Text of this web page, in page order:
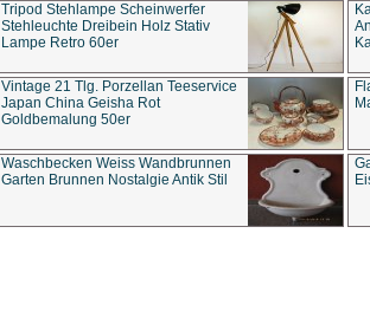
Tripod Stehlampe Scheinwerfer
Stehleuchte Dreibein Holz Stativ
Lampe Retro 60er
Vintage 21 Tlg. Porzellan Teeservice
Japan China Geisha Rot
Goldbemalung 50er
Waschbecken Weiss Wandbrunnen
Garten Brunnen Nostalgie Antik Stil